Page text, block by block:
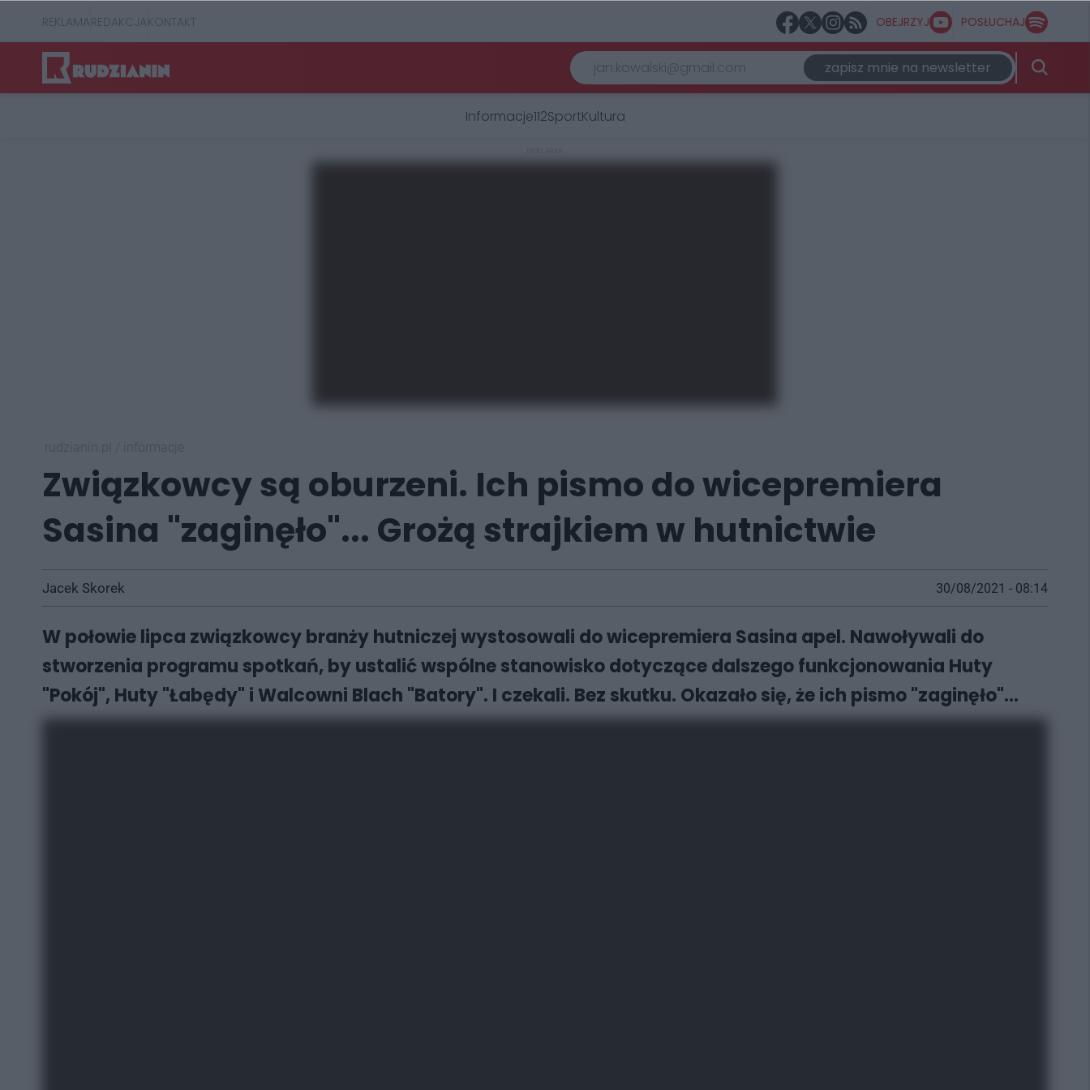
REKLAMAREDAKCJAKONTAKT OBEJRZYJ POSŁUCHAJ
zapisz mnie na newsletter
Informacje112SportKultura
Związkowcy są oburzeni. Ich pismo do wicepremiera
Sasina "zaginęło"... Grożą strajkiem w hutnictwie
Jacek Skorek 30/08/2021 - 08:14
W połowie lipca związkowcy branży hutniczej wystosowali do wicepremiera Sasina apel. Nawoływali do
stworzenia programu spotkań, by ustalić wspólne stanowisko dotyczące dalszego funkcjonowania Huty
"Pokój", Huty "Łabędy" i Walcowni Blach "Batory". I czekali. Bez skutku. Okazało się, że ich pismo "zaginęło"...